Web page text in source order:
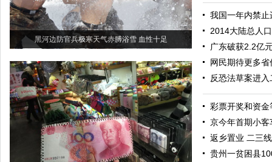
黑河边防官兵极寒天气赤膊浴雪 血性十足
我国一年内禁
2014大陆总人
广东破获2.2亿
网民期待更多
反恐法草案进
彩票开奖和资
京今年首期小
返乡置业 二三
贵州一贫困县